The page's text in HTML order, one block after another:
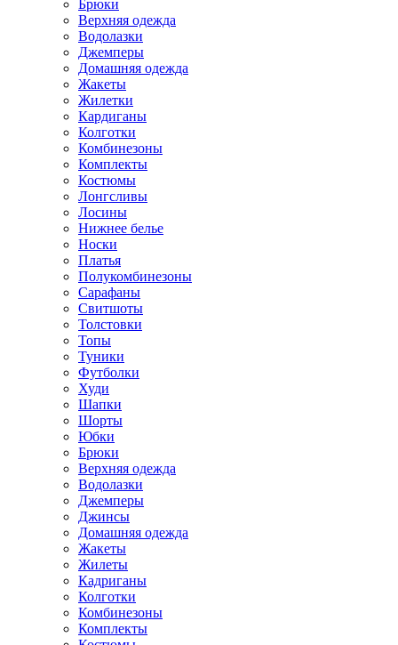
Брюки
Верхняя одежда
Водолазки
Джемперы
Домашняя одежда
Жакеты
Жилетки
Кардиганы
Колготки
Комбинезоны
Комплекты
Костюмы
Лонгсливы
Лосины
Нижнее белье
Носки
Платья
Полукомбинезоны
Сарафаны
Свитшоты
Толстовки
Топы
Туники
Футболки
Худи
Шапки
Шорты
Юбки
Брюки
Верхняя одежда
Водолазки
Джемперы
Джинсы
Домашняя одежда
Жакеты
Жилеты
Кадриганы
Колготки
Комбинезоны
Комплекты